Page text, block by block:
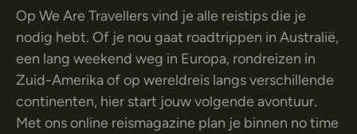
Op We Are Travellers vind je alle reistips die je
nodig hebt. Of je nou gaat roadtrippen in Australië,
een lang weekend weg in Europa, rondreizen in
Zuid-Amerika of op wereldreis langs verschillende
continenten, hier start jouw volgende avontuur.
Met ons online reismagazine plan je binnen no time